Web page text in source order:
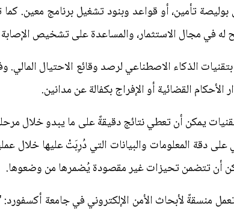
تأمين، أو قواعد وبنود تشغيل برنامج معين.
له في مجال الاستثمار، والمساعدة على تشخيص
الذكاء الاصطناعي لرصد وقائع الاحتيال
القضائية أو الإفراج بكفالة عن مدانين.
يمكن أن تعطي نتائج دقيقةً على ما يبدو خلال
دقة المعلومات والبيانات التي دُرِبَتْ عليها خلال
أن تتضمن تحيزات غير مقصودة يُضمرها من وضعوها.
منسقةً لأبحاث الأمن الإلكتروني في جامعة